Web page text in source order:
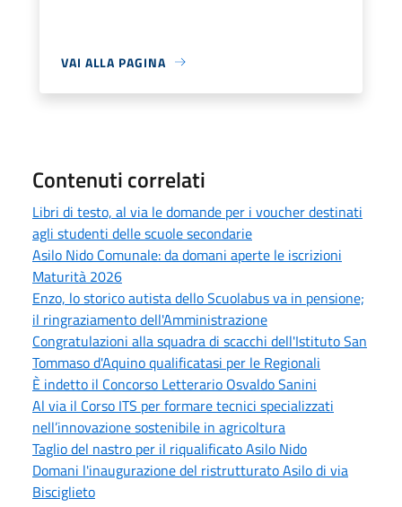
VAI ALLA PAGINA
Contenuti correlati
Libri di testo, al via le domande per i voucher destinati
agli studenti delle scuole secondarie
Asilo Nido Comunale: da domani aperte le iscrizioni
Maturità 2026
Enzo, lo storico autista dello Scuolabus va in pensione;
il ringraziamento dell'Amministrazione
Congratulazioni alla squadra di scacchi dell'Istituto San
Tommaso d'Aquino qualificatasi per le Regionali
È indetto il Concorso Letterario Osvaldo Sanini
Al via il Corso ITS per formare tecnici specializzati
nell’innovazione sostenibile in agricoltura
Taglio del nastro per il riqualificato Asilo Nido
Domani l'inaugurazione del ristrutturato Asilo di via
Bisciglieto